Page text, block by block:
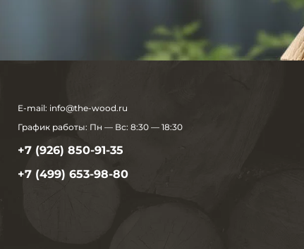
E-mail: info@the-wood.ru
График работы: Пн — Вс: 8:30 — 18:30
+7 (926) 850-91-35
+7 (499) 653-98-80